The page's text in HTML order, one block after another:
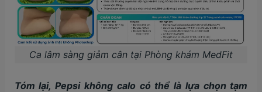
Ca lâm sàng giảm cân tại Phòng khám MedFit
Tóm lại, Pepsi không calo có thể là lựa chọn tạm